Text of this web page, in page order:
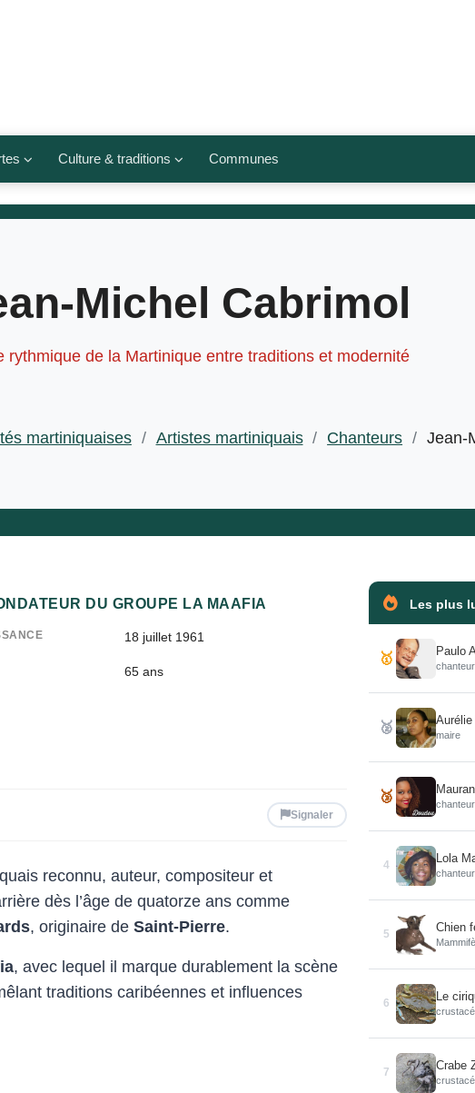
Culture & traditions
Culte et religions
populaires
Communes
Michel Cabrimol
rythmique de la Martinique entre traditions et modernité
martiniquaises / Artistes martiniquais / Chanteurs / Jean-
DU GROUPE LA MAAFIA
18 juillet 1961
65ans
Signaler
reconnu, auteur, compositeur et
dès l’âge de quatorze ans comme
, originaire de Saint-Pierre.
, avec lequel il marque durablement la scène
traditions caribéennes et influences
Les plus
🥇 Paulo
🥈 Aurélie
maire
🥉
4
Lola
5
Chien
6
Le
7
Crabe